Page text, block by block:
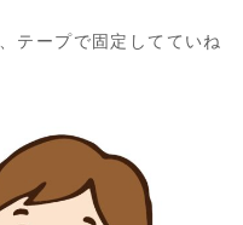
テープで固定してていね